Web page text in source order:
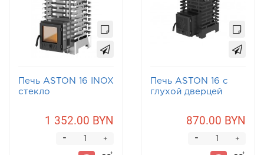
Печь ASTON 16 INOX
стекло
1 352.00 BYN
+
-
Печь ASTON 16 с
глухой дверцей
870.00 BYN
+
-